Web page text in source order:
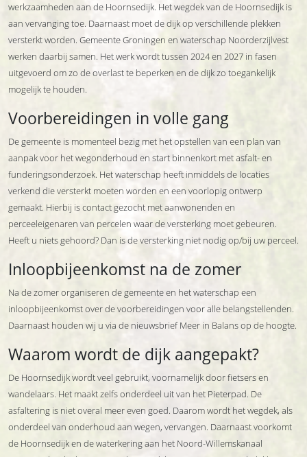
werkzaamheden aan de Hoornsedijk. Het wegdek van de Hoornsedijk is
aan vervanging toe. Daarnaast moet de dijk op verschillende plekken
versterkt worden. Gemeente Groningen en waterschap Noorderzijlvest
werken daarbij samen. Het werk wordt tussen 2024 en 2027 in fasen
uitgevoerd om zo de overlast te beperken en de dijk zo toegankelijk
mogelijk te houden.
Voorbereidingen in volle gang
De gemeente is momenteel bezig met het opstellen van een plan van
aanpak voor het wegonderhoud en start binnenkort met asfalt- en
funderingsonderzoek. Het waterschap heeft inmiddels de locaties
verkend die versterkt moeten worden en een voorlopig ontwerp
gemaakt. Hierbij is contact gezocht met aanwonenden en
perceeleigenaren van percelen waar de versterking moet gebeuren.
Heeft u niets gehoord? Dan is de versterking niet nodig op/bij uw perceel.
Inloopbijeenkomst na de zomer
Na de zomer organiseren de gemeente en het waterschap een
inloopbijeenkomst over de voorbereidingen voor alle belangstellenden.
Daarnaast houden wij u via de nieuwsbrief Meer in Balans op de hoogte.
Waarom wordt de dijk aangepakt?
De Hoornsedijk wordt veel gebruikt, voornamelijk door fietsers en
wandelaars. Het maakt zelfs onderdeel uit van het Pieterpad. De
asfaltering is niet overal meer even goed. Daarom wordt het wegdek, als
onderdeel van onderhoud aan wegen, vervangen. Daarnaast voorkomt
de Hoornsedijk en de waterkering aan het Noord-Willemskanaal